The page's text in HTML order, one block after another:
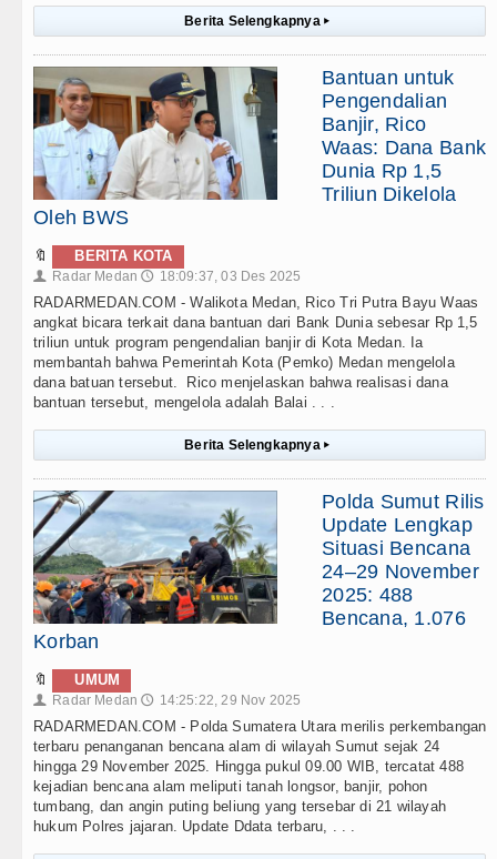
Berita Selengkapnya ▸
Bantuan untuk
Pengendalian
Banjir, Rico
Waas: Dana Bank
Dunia Rp 1,5
Triliun Dikelola
Oleh BWS
🔖 BERITA KOTA
👤 Radar Medan 🕔 18:09:37, 03 Des 2025
RADARMEDAN.COM - Walikota Medan, Rico Tri Putra Bayu Waas
angkat bicara terkait dana bantuan dari Bank Dunia sebesar Rp 1,5
triliun untuk program pengendalian banjir di Kota Medan. Ia
membantah bahwa Pemerintah Kota (Pemko) Medan mengelola
dana batuan tersebut. Rico menjelaskan bahwa realisasi dana
bantuan tersebut, mengelola adalah Balai . . .
Berita Selengkapnya ▸
Polda Sumut Rilis
Update Lengkap
Situasi Bencana
24–29 November
2025: 488
Bencana, 1.076
Korban
🔖 UMUM
👤 Radar Medan 🕔 14:25:22, 29 Nov 2025
RADARMEDAN.COM - Polda Sumatera Utara merilis perkembangan
terbaru penanganan bencana alam di wilayah Sumut sejak 24
hingga 29 November 2025. Hingga pukul 09.00 WIB, tercatat 488
kejadian bencana alam meliputi tanah longsor, banjir, pohon
tumbang, dan angin puting beliung yang tersebar di 21 wilayah
hukum Polres jajaran. Update Ddata terbaru, . . .